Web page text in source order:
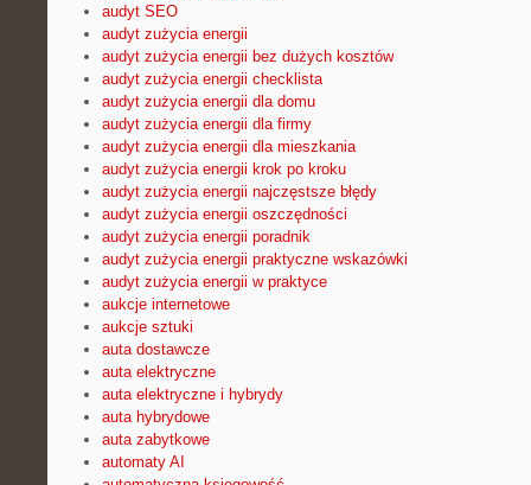
audyt SEO
audyt zużycia energii
audyt zużycia energii bez dużych kosztów
audyt zużycia energii checklista
audyt zużycia energii dla domu
audyt zużycia energii dla firmy
audyt zużycia energii dla mieszkania
audyt zużycia energii krok po kroku
audyt zużycia energii najczęstsze błędy
audyt zużycia energii oszczędności
audyt zużycia energii poradnik
audyt zużycia energii praktyczne wskazówki
audyt zużycia energii w praktyce
aukcje internetowe
aukcje sztuki
auta dostawcze
auta elektryczne
auta elektryczne i hybrydy
auta hybrydowe
auta zabytkowe
automaty AI